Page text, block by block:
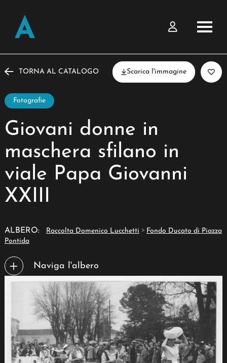
TORNA AL CATALOGO Scarica l'immagine
Fotografie
Giovani donne in
maschera sfilano in
viale Papa Giovanni
XXIII
ALBERO: Raccolta Domenico Lucchetti > Fondo Ducato di Piazza
Pontida
Naviga l'albero